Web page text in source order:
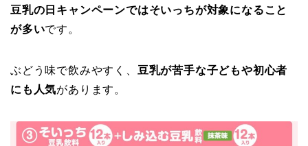
豆乳の日キャンペーンではそいっちが対象になること
が多いです。
ぶどう味で飲みやすく、 豆乳が苦手な子どもや初心者
にも人気があります。